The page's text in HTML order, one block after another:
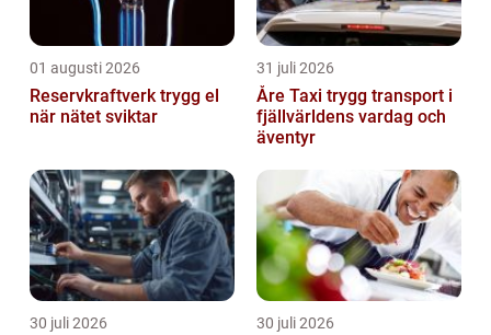
01 augusti 2026
Reservkraftverk trygg el
när nätet sviktar
31 juli 2026
Åre Taxi trygg transport i
fjällvärldens vardag och
äventyr
30 juli 2026 30 juli 2026